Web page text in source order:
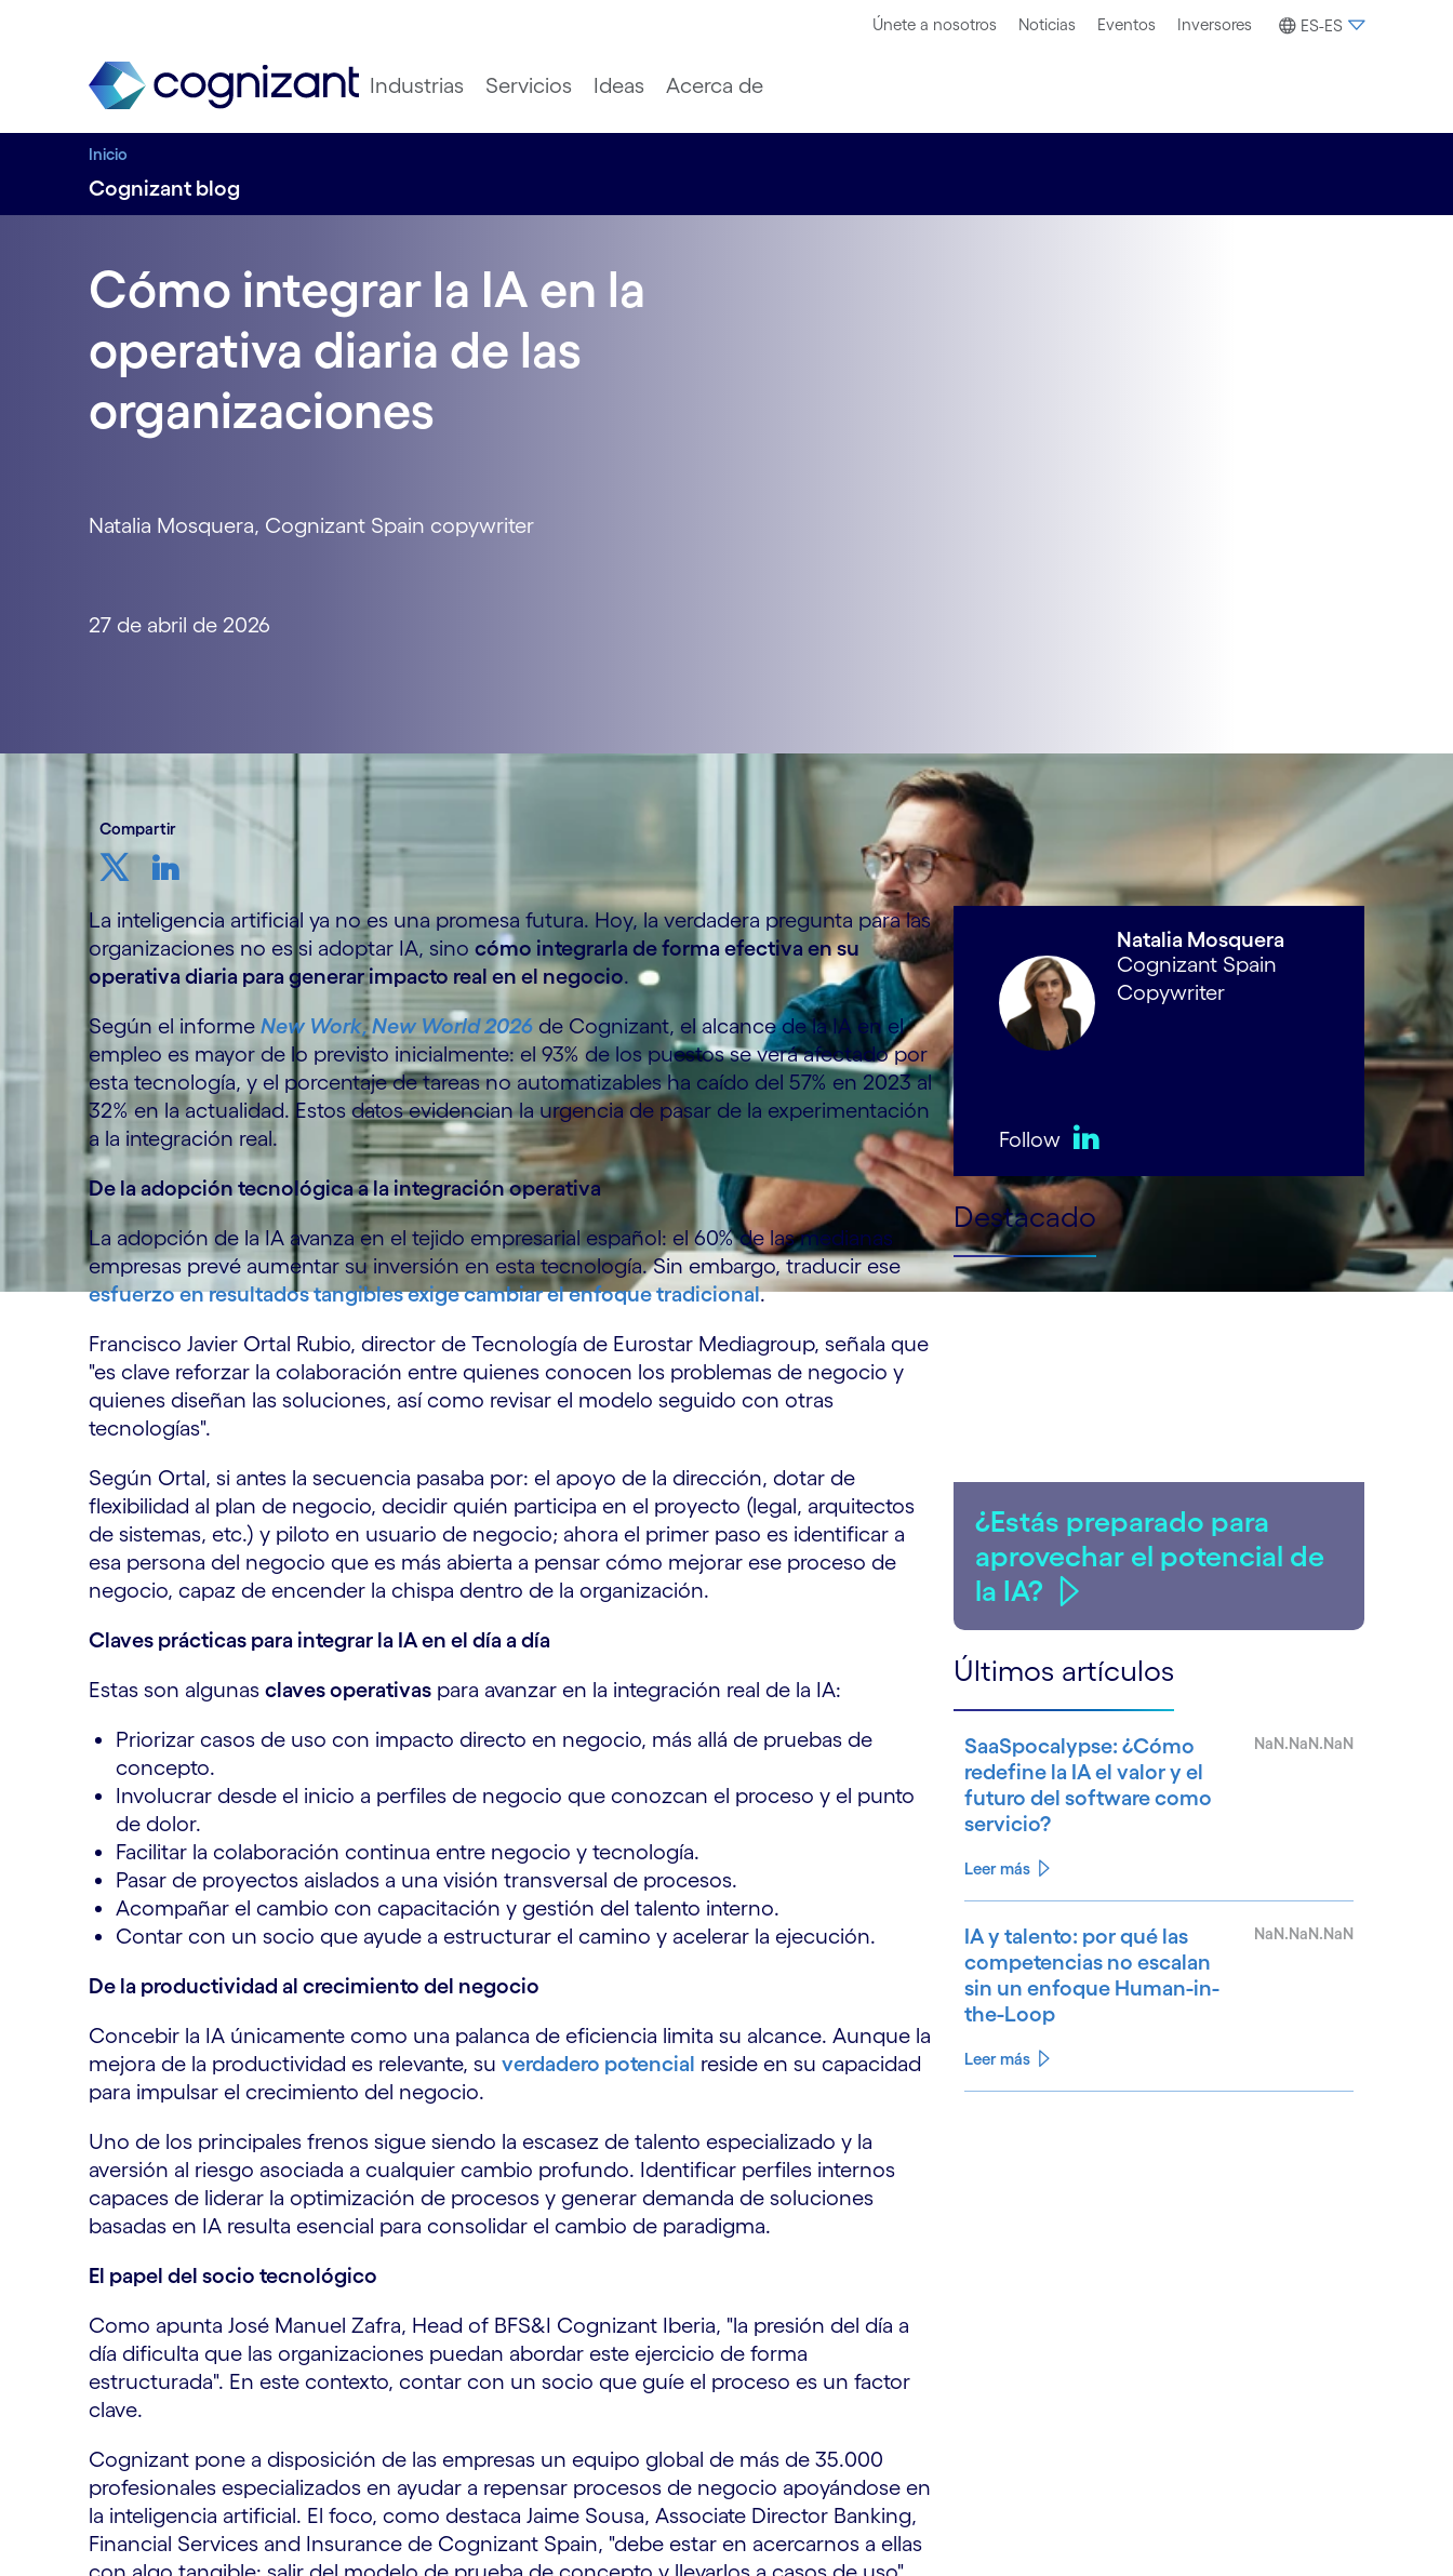
Únete a nosotros Noticias Eventos Inversores ES-ES
Industrias Servicios Ideas Acerca de
Inicio
Cognizant blog
Cómo integrar la IA en la
operativa diaria de las
organizaciones
Natalia Mosquera, Cognizant Spain copywriter
27 de abril de 2026
Compartir
La inteligencia artificial ya no es una promesa futura. Hoy, la verdadera pregunta para las
organizaciones no es si adoptar IA, sino cómo integrarla de forma efectiva en su
operativa diaria para generar impacto real en el negocio.
Según el informe New Work, New World 2026 de Cognizant, el alcance de la IA en el
empleo es mayor de lo previsto inicialmente: el 93% de los puestos se verá afectado por
esta tecnología, y el porcentaje de tareas no automatizables ha caído del 57% en 2023 al
32% en la actualidad. Estos datos evidencian la urgencia de pasar de la experimentación
a la integración real.
De la adopción tecnológica a la integración operativa
La adopción de la IA avanza en el tejido empresarial español: el 60% de las medianas
empresas prevé aumentar su inversión en esta tecnología. Sin embargo, traducir ese
esfuerzo en resultados tangibles exige cambiar el enfoque tradicional.
Francisco Javier Ortal Rubio, director de Tecnología de Eurostar Mediagroup, señala que
"es clave reforzar la colaboración entre quienes conocen los problemas de negocio y
quienes diseñan las soluciones, así como revisar el modelo seguido con otras
tecnologías".
Según Ortal, si antes la secuencia pasaba por: el apoyo de la dirección, dotar de
flexibilidad al plan de negocio, decidir quién participa en el proyecto (legal, arquitectos
de sistemas, etc.) y piloto en usuario de negocio; ahora el primer paso es identificar a
esa persona del negocio que es más abierta a pensar cómo mejorar ese proceso de
negocio, capaz de encender la chispa dentro de la organización.
Claves prácticas para integrar la IA en el día a día
Estas son algunas claves operativas para avanzar en la integración real de la IA:
Priorizar casos de uso con impacto directo en negocio, más allá de pruebas de
concepto.
Involucrar desde el inicio a perfiles de negocio que conozcan el proceso y el punto
de dolor.
Facilitar la colaboración continua entre negocio y tecnología.
Pasar de proyectos aislados a una visión transversal de procesos.
Acompañar el cambio con capacitación y gestión del talento interno.
Contar con un socio que ayude a estructurar el camino y acelerar la ejecución.
De la productividad al crecimiento del negocio
Concebir la IA únicamente como una palanca de eficiencia limita su alcance. Aunque la
mejora de la productividad es relevante, su verdadero potencial reside en su capacidad
para impulsar el crecimiento del negocio.
Uno de los principales frenos sigue siendo la escasez de talento especializado y la
aversión al riesgo asociada a cualquier cambio profundo. Identificar perfiles internos
capaces de liderar la optimización de procesos y generar demanda de soluciones
basadas en IA resulta esencial para consolidar el cambio de paradigma.
El papel del socio tecnológico
Como apunta José Manuel Zafra, Head of BFS&I Cognizant Iberia, "la presión del día a
día dificulta que las organizaciones puedan abordar este ejercicio de forma
estructurada". En este contexto, contar con un socio que guíe el proceso es un factor
clave.
Cognizant pone a disposición de las empresas un equipo global de más de 35.000
profesionales especializados en ayudar a repensar procesos de negocio apoyándose en
la inteligencia artificial. El foco, como destaca Jaime Sousa, Associate Director Banking,
Financial Services and Insurance de Cognizant Spain, "debe estar en acercarnos a ellas
Natalia Mosquera
Cognizant Spain
Copywriter
Follow
Destacado
¿Estás preparado para
aprovechar el potencial de
la IA?
Últimos artículos
SaaSpocalypse: ¿Cómo
redefine la IA el valor y el
futuro del software como
servicio?
NaN.NaN.NaN
Leer más
IA y talento: por qué las
competencias no escalan
sin un enfoque Human-in-
the-Loop
NaN.NaN.NaN
Leer más